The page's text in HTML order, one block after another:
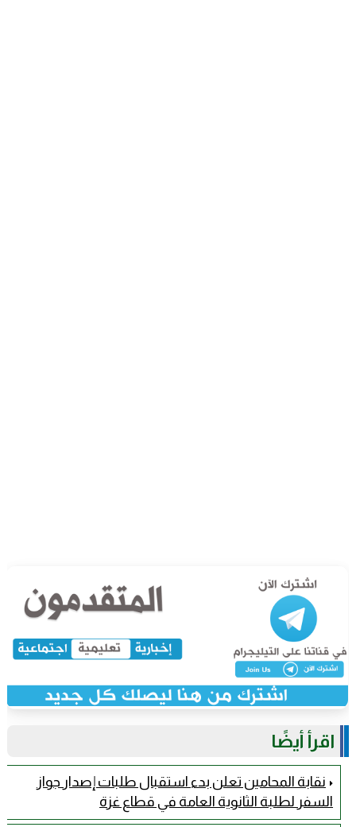
اقرأ أيضًا
نقابة المحامين تعلن بدء استقبال طلبات إصدار جواز
السفر لطلبة الثانوية العامة في قطاع غزة